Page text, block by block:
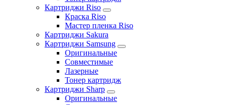
Картриджи Riso
Краска Riso
Мастер пленка Riso
Картриджи Sakura
Картриджи Samsung
Оригинальные
Совместимые
Лазерные
Тонер картридж
Картриджи Sharp
Оригинальные